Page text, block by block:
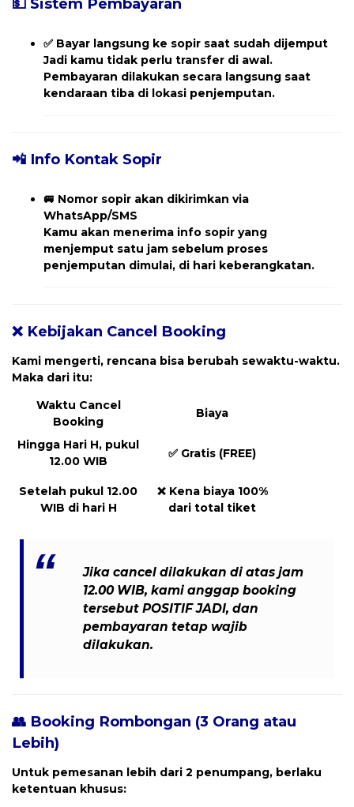
✅ Bayar langsung ke sopir saat sudah dijemput
Jadi kamu tidak perlu transfer di awal.
Pembayaran dilakukan secara langsung saat
kendaraan tiba di lokasi penjemputan.
📲 Info Kontak Sopir
🚐 Nomor sopir akan dikirimkan via
WhatsApp/SMS
Kamu akan menerima info sopir yang
menjemput satu jam sebelum proses
penjemputan dimulai, di hari keberangkatan.
❌ Kebijakan Cancel Booking
Kami mengerti, rencana bisa berubah sewaktu-waktu.
Maka dari itu:
Waktu Cancel
Booking
Biaya
Hingga Hari H, pukul
12.00 WIB
✅ Gratis (FREE)
Setelah pukul 12.00
WIB di hari H
❌ Kena biaya 100%
dari total tiket
Jika cancel dilakukandi atas jam
12.00 WIB, kami anggap booking
tersebutPOSITIF JADI, dan
pembayaran tetap wajib
dilakukan.
👥 Booking Rombongan (3 Orang atau
Lebih)
Untuk pemesanan lebih dari 2 penumpang, berlaku
ketentuan khusus: